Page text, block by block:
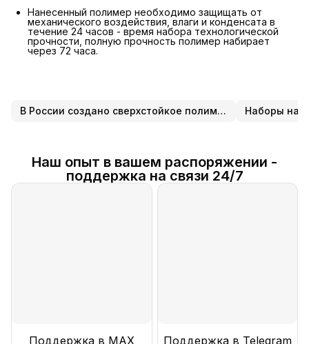
Нанесенный полимер необходимо защищать от
механического воздействия, влаги и конденсата в
течение 24 часов - время набора технологической
прочности, полную прочность полимер набирает
через 72 часа.
В России создано сверхстойкое полимерное покрытие для стерильных и чистых помещений Наборы
Наш опыт в вашем распоряжении -
поддержка на связи 24/7
Поддержка в MAX Поддержка в Telegram